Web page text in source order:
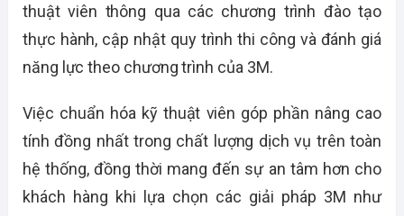
thuật viên thông qua các chương trình đào tạo
thực hành, cập nhật quy trình thi công và đánh giá
năng lực theo chương trình của 3M.
Việc chuẩn hóa kỹ thuật viên góp phần nâng cao
tính đồng nhất trong chất lượng dịch vụ trên toàn
hệ thống, đồng thời mang đến sự an tâm hơn cho
khách hàng khi lựa chọn các giải pháp 3M như